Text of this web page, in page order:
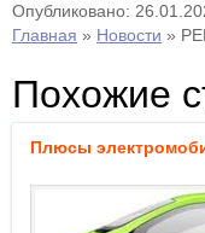
Опубликовано:
Главная » Новости »
Похожие
Плюсы